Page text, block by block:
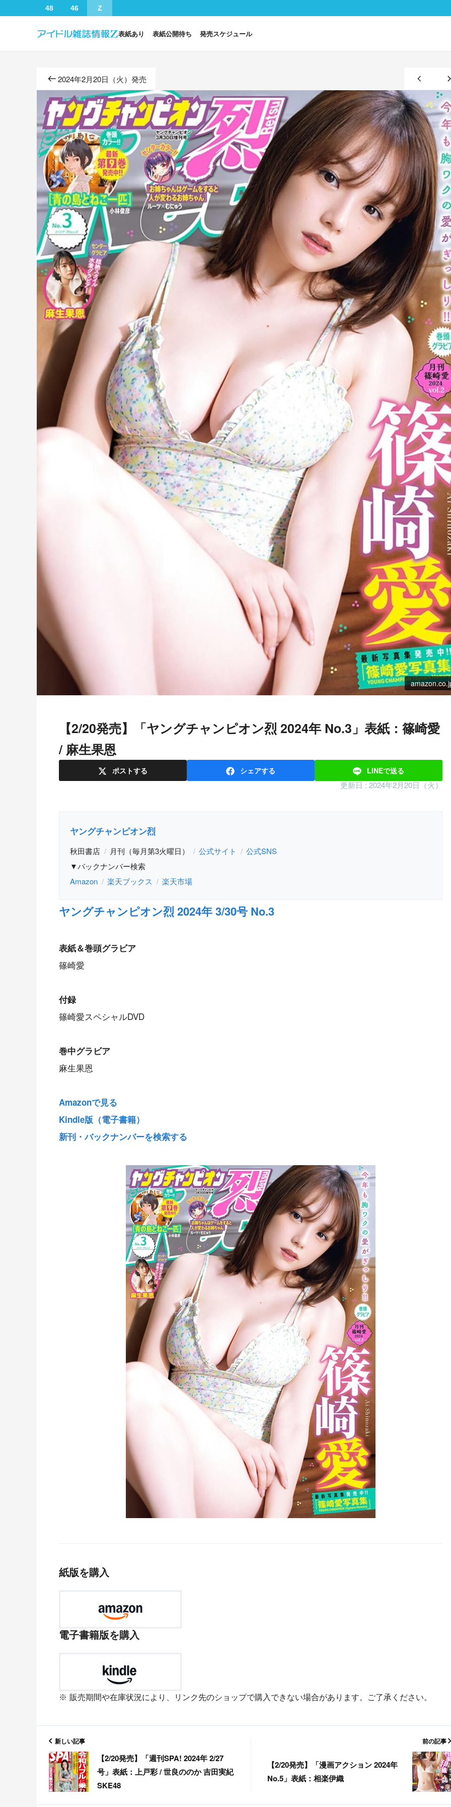
48 46 Z
表紙あり 表紙公開待ち 発売スケジュール
2024年2月20日（火）発売
【2/20発売】「ヤングチャンピオン烈 2024年 No.3」表紙：篠崎愛
/ 麻生果恩
ポストする シェアする LINEで送る
更新日 :2024年2月20日（火）
ヤングチャンピオン烈
秋田書店 月刊（毎月第3火曜日） 公式サイト
公式SNS
▼バックナンバー検索
Amazon
楽天ブックス 楽天市場
ヤングチャンピオン烈 2024年 3/30号 No.3
表紙＆巻頭グラビア
篠崎愛
付録
篠崎愛スペシャルDVD
巻中グラビア
麻生果恩
Amazonで見る
Kindle版（電子書籍）
新刊・バックナンバーを検索する
紙版を購入
電子書籍版を購入
販売期間や在庫状況により、リンク先のショップで購入できない場合があります。ご了承ください。
新しい記事
【2/20発売】「週刊SPA! 2024年 2/27
号」表紙：上戸彩 / 世良ののか 吉田実紀
SKE48
前の記事
【2/20発売】「漫画アクション 2024年
No.5」表紙：相楽伊織